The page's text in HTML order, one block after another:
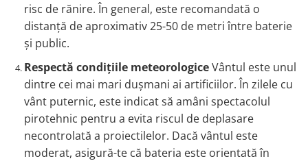
risc de rănire. În general, este recomandată o
distanță de aproximativ 25-50 de metri între baterie
și public.
Respectă condițiile meteorologiceVântul este unul
dintre cei mai mari dușmani ai artificiilor. În zilele cu
vânt puternic, este indicat să amâni spectacolul
pirotehnic pentru a evita riscul de deplasare
necontrolată a proiectilelor. Dacă vântul este
moderat, asigură-te că bateria este orientată în